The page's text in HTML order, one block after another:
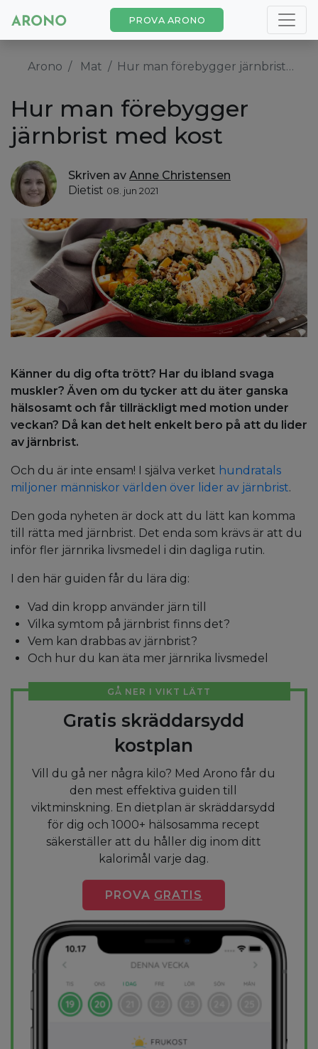
PROVA ARONO
Arono Mat Hur man förebygger järnbrist med kost
Hur man förebygger
järnbrist med kost
Skriven av Anne Christensen
Dietist 08. jun 2021
Känner du dig ofta trött? Har du ibland svaga
muskler? Även om du tycker att du äter ganska
hälsosamt och får tillräckligt med motion under
veckan? Då kan det helt enkelt bero på att du lider
av järnbrist.
Och du är inte ensam! I själva verket hundratals
miljoner människor världen över lider av järnbrist.
Den goda nyheten är dock att du lätt kan komma
till rätta med järnbrist. Det enda som krävs är att du
inför fler järnrika livsmedel i din dagliga rutin.
I den här guiden får du lära dig:
Vad din kropp använder järn till
Vilka symtom på järnbrist finns det?
Vem kan drabbas av järnbrist?
Och hur du kan äta mer järnrika livsmedel
GÅ NER I VIKT LÄTT
Gratis skräddarsydd
kostplan
Vill du gå ner några kilo? Med Arono får du
den mest effektiva guiden till
viktminskning. En dietplan är skräddarsydd
för dig och 1000+ hälsosamma recept
säkerställer att du håller dig inom ditt
kalorimål varje dag.
PROVA GRATIS